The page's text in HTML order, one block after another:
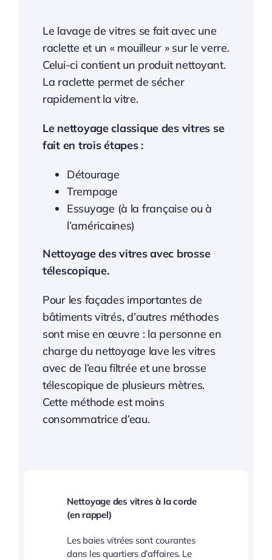
Le lavage de vitres se fait avec une
raclette et un « mouilleur » sur le verre.
Celui-ci contient un produit nettoyant.
La raclette permet de sécher
rapidement la vitre.
Le nettoyage classique des vitres se
fait en trois étapes :
Détourage
Trempage
Essuyage (à la française ou à
l’américaines)
Nettoyage des vitres avec brosse
télescopique.
Pour les façades importantes de
bâtiments vitrés, d’autres méthodes
sont mise en œuvre : la personne en
charge du nettoyage lave les vitres
avec de l’eau filtrée et une brosse
télescopique de plusieurs mètres.
Cette méthode est moins
consommatrice d’eau.
Nettoyage des vitres à la corde
(en rappel)
Les baies vitrées sont courantes
dans les quartiers d’affaires. Le